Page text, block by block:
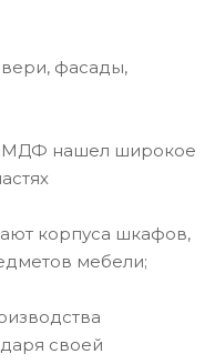
фасады,
МДФ нашел широкое
корпуса шкафов,
мебели;
своей